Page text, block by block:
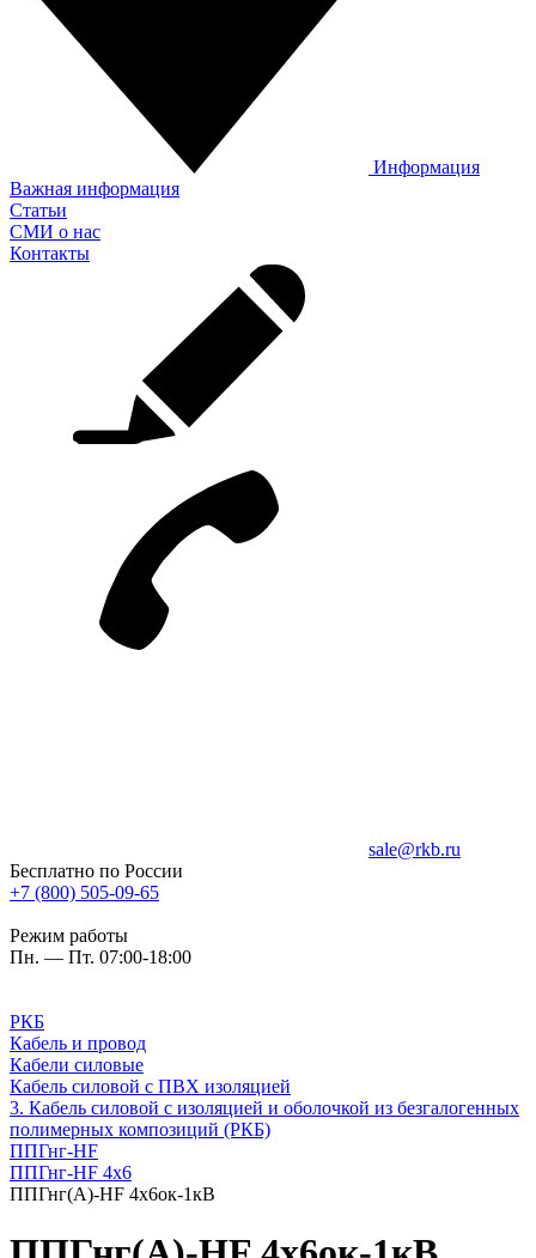
Информация
Важная информация
Статьи
СМИ о нас
Контакты
sale@rkb.ru
Бесплатно по России
+7 (800) 505-09-65
Режим работы
Пн. — Пт. 07:00-18:00
РКБ
Кабель и провод
Кабели силовые
Кабель силовой с ПВХ изоляцией
3. Кабель силовой с изоляцией и оболочкой из безгалогенных
полимерных композиций (РКБ)
ППГнг-HF
ППГнг-HF 4х6
ППГнг(А)-HF 4х6ок-1кВ